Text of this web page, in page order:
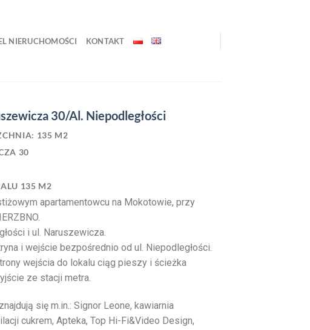
NIERUCHOMOŚCI KONTAKT
30/Al. Niepodległości
135 M2
30
135 M2
apartamentowcu na Mokotowie, przy
i ul. Naruszewicza.
i wejście bezpośrednio od ul. Niepodległości.
wejścia do lokalu ciąg pieszy i ścieżka
ze stacji metra.
się m.in.: Signor Leone, kawiarnia
cukrem, Apteka, Top Hi-Fi&Video Design,